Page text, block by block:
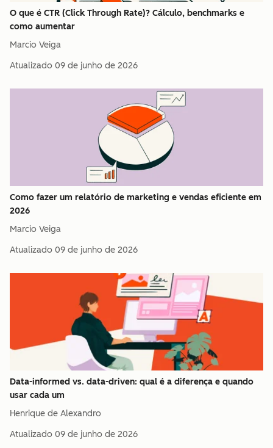
O que é CTR (Click Through Rate)? Cálculo, benchmarks e
como aumentar
Marcio Veiga
Atualizado 09 de junho de 2026
Como fazer um relatório de marketing e vendas eficiente em
2026
Marcio Veiga
Atualizado 09 de junho de 2026
Data-informed vs. data-driven: qual é a diferença e quando
usar cada um
Henrique de Alexandro
Atualizado 09 de junho de 2026